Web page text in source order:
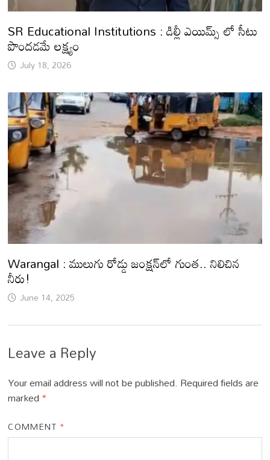
SR Educational Institutions : డిల్లీ ఎయిమ్స్ లో సీటు
పొందడమే లక్ష్యం
July 18, 2026
Warangal : ములుగు రోడ్డు జంక్షన్‌లో గుంత.. నిలిచిన
నీరు!
June 14, 2025
Leave a Reply
Your email address will not be published. Required fields are
marked*
COMMENT *